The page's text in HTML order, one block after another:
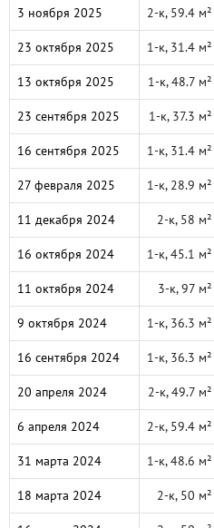
3 ноября 2025 2-к, 59.4 м²
23 октября 2025 1-к, 31.4 м²
13 октября 2025 1-к, 48.7 м²
23 сентября 2025 1-к, 37.3 м²
16 сентября 2025 1-к, 31.4 м²
27 февраля 2025 1-к, 28.9 м²
11 декабря 2024 2-к, 58 м²
16 октября 2024 1-к, 45.1 м²
11 октября 2024 3-к, 97 м²
9 октября 2024 1-к, 36.3 м²
16 сентября 2024 1-к, 36.3 м²
20 апреля 2024 2-к, 49.7 м²
6 апреля 2024 2-к, 59.4 м²
31 марта 2024 1-к, 48.6 м²
18 марта 2024 2-к, 50 м²